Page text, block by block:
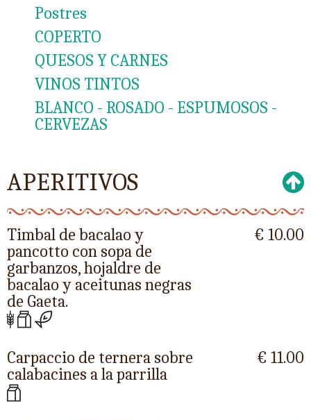
Postres
COPERTO
QUESOS Y CARNES
VINOS TINTOS
BLANCO - ROSADO - ESPUMOSOS -
CERVEZAS
APERITIVOS
Timbal de bacalao y
pancotto con sopa de
garbanzos, hojaldre de
bacalao y aceitunas negras
de Gaeta.
€ 10.00
Carpaccio de ternera sobre
calabacines a la parrilla
€ 11.00